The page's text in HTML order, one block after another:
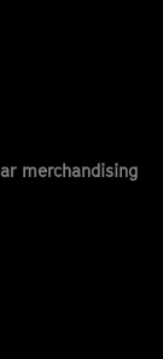
merchandising